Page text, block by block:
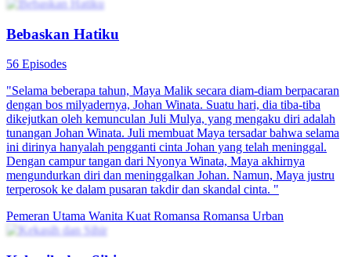
Bebaskan Hatiku
56 Episodes
"Selama beberapa tahun, Maya Malik secara diam-diam berpacaran
dengan bos milyadernya, Johan Winata. Suatu hari, dia tiba-tiba
dikejutkan oleh kemunculan Juli Mulya, yang mengaku diri adalah
tunangan Johan Winata. Juli membuat Maya tersadar bahwa selama
ini dirinya hanyalah pengganti cinta Johan yang telah meninggal.
Dengan campur tangan dari Nyonya Winata, Maya akhirnya
mengundurkan diri dan meninggalkan Johan. Namun, Maya justru
terperosok ke dalam pusaran takdir dan skandal cinta. "
Pemeran Utama Wanita KuatRomansa Romansa Urban